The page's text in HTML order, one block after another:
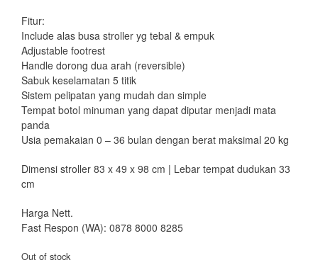
Fitur:
Include alas busa stroller yg tebal & empuk
Adjustable footrest
Handle dorong dua arah (reversible)
Sabuk keselamatan 5 titik
Sistem pelipatan yang mudah dan simple
Tempat botol minuman yang dapat diputar menjadi mata
panda
Usia pemakaian 0 – 36 bulan dengan berat maksimal 20 kg
Dimensi stroller 83 x 49 x 98 cm | Lebar tempat dudukan 33
cm
Harga Nett.
Fast Respon (WA): 0878 8000 8285
Out of stock